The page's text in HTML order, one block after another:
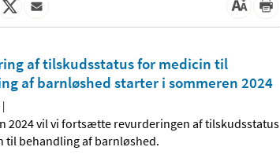
af tilskudsstatus for medicin til
af barnløshed starter i sommeren 2024
|
2024 vil vi fortsætte revurderingen af tilskudsstatus
til behandling af barnløshed.